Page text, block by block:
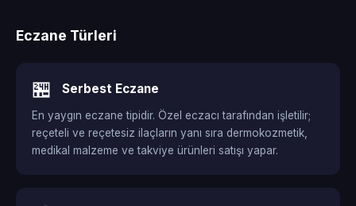
Eczane Türleri
🏪 Serbest Eczane
En yaygın eczane tipidir. Özel eczacı tarafından işletilir;
reçeteli ve reçetesiz ilaçların yanı sıra dermokozmetik,
medikal malzeme ve takviye ürünleri satışı yapar.